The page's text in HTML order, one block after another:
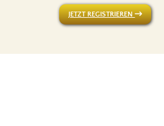
JETZT REGISTRIEREN